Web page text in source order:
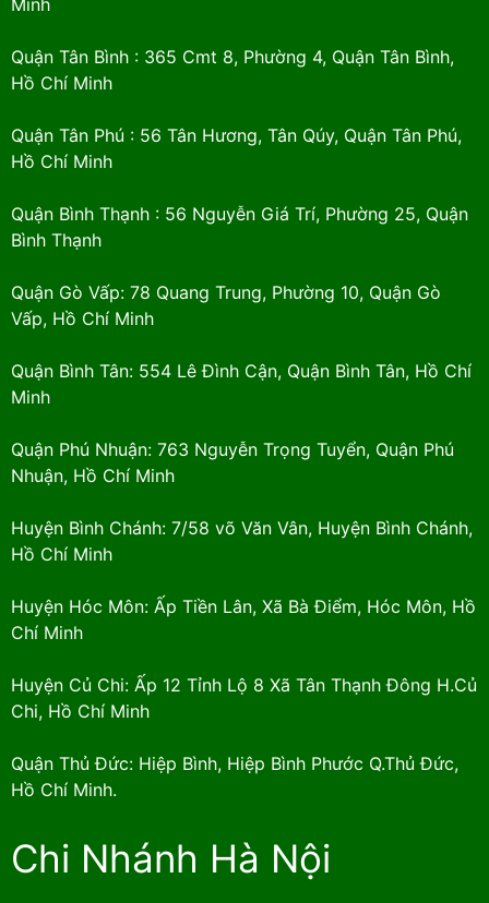
Quận Tân Bình : 365 Cmt 8, Phường 4, Quận Tân Bình,
Hồ Chí Minh
Quận Tân Phú : 56 Tân Hương, Tân Qúy, Quận Tân Phú,
Hồ Chí Minh
Quận Bình Thạnh : 56 Nguyễn Giá Trí, Phường 25, Quận
Bình Thạnh
Quận Gò Vấp: 78 Quang Trung, Phường 10, Quận Gò
Vấp, Hồ Chí Minh
Quận Bình Tân: 554 Lê Đình Cận, Quận Bình Tân, Hồ Chí
Minh
Quận Phú Nhuận: 763 Nguyễn Trọng Tuyển, Quận Phú
Nhuận, Hồ Chí Minh
Huyện Bình Chánh: 7/58 võ Văn Vân, Huyện Bình Chánh,
Hồ Chí Minh
Huyện Hóc Môn: Ấp Tiền Lân, Xã Bà Điểm, Hóc Môn, Hồ
Chí Minh
Huyện Củ Chi: Ấp 12 Tỉnh Lộ 8 Xã Tân Thạnh Đông H.Củ
Chi, Hồ Chí Minh
Quận Thủ Đức: Hiệp Bình, Hiệp Bình Phước Q.Thủ Đức,
Hồ Chí Minh.
Chi Nhánh Hà Nội